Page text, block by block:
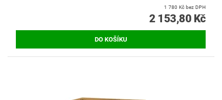
1 780 Kč bez DPH
2 153,80 Kč